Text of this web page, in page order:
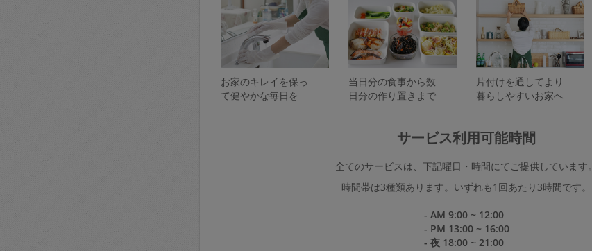
お家のキレイを保っ
て健やかな毎日を
当日分の食事から数
日分の作り置きまで
片付けを通してより
暮らしやすいお家へ
サービス利用可能時間
全てのサービスは、下記曜日・時間にてご提供しています。
時間帯は3種類あります。いずれも1回あたり3時間です。
- AM 9:00 ~ 12:00
- PM 13:00 ~ 16:00
- 夜 18:00 ~ 21:00